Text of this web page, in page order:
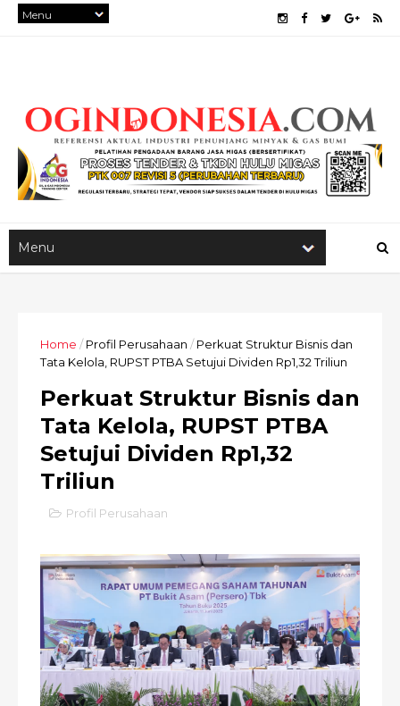
Home / Profil Perusahaan / Perkuat Struktur Bisnis dan
Tata Kelola, RUPST PTBA Setujui Dividen Rp1,32 Triliun
Perkuat Struktur Bisnis dan
Tata Kelola, RUPST PTBA
Setujui Dividen Rp1,32
Triliun
Profil Perusahaan